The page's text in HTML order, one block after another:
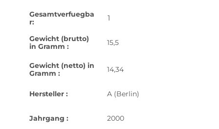
Gesamtverfuegba
r:
1
Gewicht (brutto)
in Gramm :
15,5
Gewicht (netto) in
Gramm :
14,34
Hersteller : A (Berlin)
Jahrgang : 2000